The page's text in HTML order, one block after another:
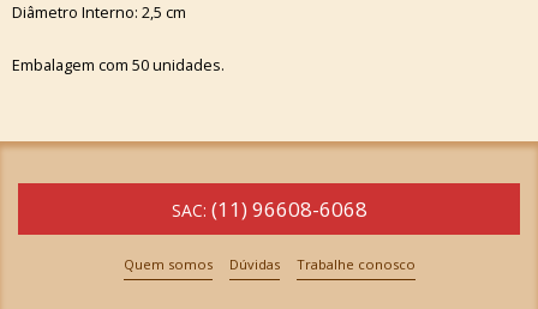
Diâmetro Interno: 2,5 cm
Embalagem com 50 unidades.
SAC: (11) 96608-6068
Quem somos Dúvidas Trabalhe conosco